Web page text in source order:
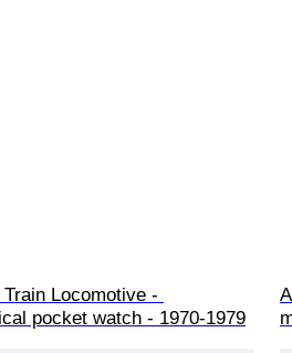
Locomotive -
pocket watch - 1970-1979